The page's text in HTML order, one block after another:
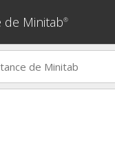
de Minitab®